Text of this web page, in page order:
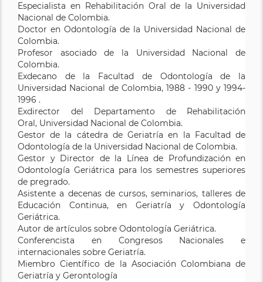
Especialista en Rehabilitación Oral de la Universidad
Nacional de Colombia.
Doctor en Odontología de la Universidad Nacional de
Colombia.
Profesor asociado de la Universidad Nacional de
Colombia.
Exdecano de la Facultad de Odontología de la
Universidad Nacional de Colombia, 1988 - 1990 y 1994-
1996 .
Exdirector del Departamento de Rehabilitación
Oral, Universidad Nacional de Colombia.
Gestor de la cátedra de Geriatría en la Facultad de
Odontología de la Universidad Nacional de Colombia.
Gestor y Director de la Línea de Profundización en
Odontología Geriátrica para los semestres superiores
de pregrado.
Asistente a decenas de cursos, seminarios, talleres de
Educación Continua, en Geriatría y Odontología
Geriátrica.
Autor de artículos sobre Odontología Geriátrica.
Conferencista en Congresos Nacionales e
internacionales sobre Geriatría.
Miembro Científico de la Asociación Colombiana de
Geriatría y Gerontología